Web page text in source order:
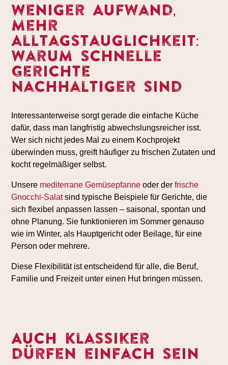
Weniger Aufwand,
mehr
Alltagstauglichkeit:
Warum schnelle
Gerichte
nachhaltiger sind
Interessanterweise sorgt gerade die einfache Küche
dafür, dass man langfristig abwechslungsreicher isst.
Wer sich nicht jedes Mal zu einem Kochprojekt
überwinden muss, greift häufiger zu frischen Zutaten und
kocht regelmäßiger selbst.
Unsere mediterrane Gemüsepfanne oder derfrische
Gnocchi-Salatsind typische Beispiele für Gerichte, die
sich flexibel anpassen lassen – saisonal, spontan und
ohne Planung. Sie funktionieren im Sommer genauso
wie im Winter, als Hauptgericht oder Beilage, für eine
Person oder mehrere.
Diese Flexibilität ist entscheidend für alle, die Beruf,
Familie und Freizeit unter einen Hut bringen müssen.
Auch Klassiker
dürfen einfach sein